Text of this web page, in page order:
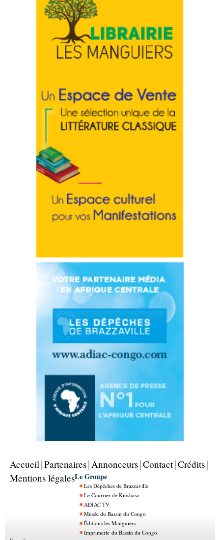
Accueil Partenaires Annonceurs Contact Crédits
Mentions légalesLe Groupe
Les Dépêches de Brazzaville
Le Courrier de Kinshasa
ADIAC TV
Musée du Bassin du Congo
Éditions les Manguiers
Imprimerie du Bassin du Congo